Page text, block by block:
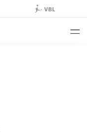
VBL